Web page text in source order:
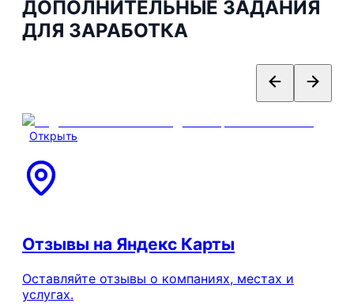
ДОПОЛНИТЕЛЬНЫЕ ЗАДАНИЯ
ДЛЯ ЗАРАБОТКА
Открыть
Отзывы на Яндекс Карты
Оставляйте отзывы о компаниях, местах и
услугах.